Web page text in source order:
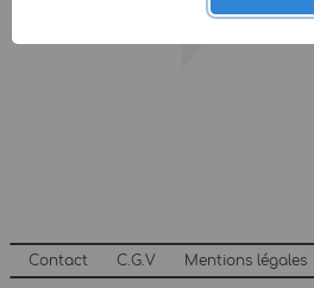
Contact C.G.V Mentions légales